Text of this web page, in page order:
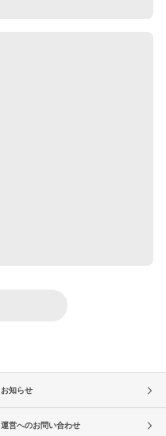
お知らせ
運営へのお問い合わせ